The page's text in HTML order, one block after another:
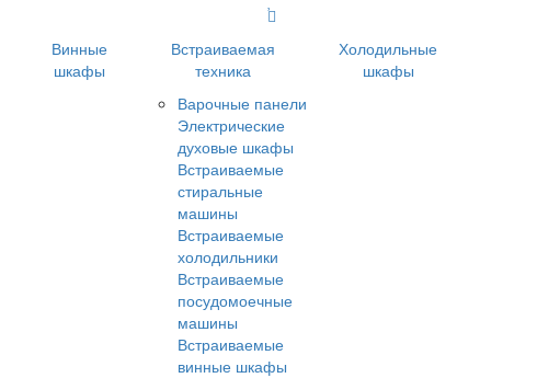
Винные
шкафы
Встраиваемая
техника
Варочные панели
Электрические
духовые шкафы
Встраиваемые
стиральные
машины
Встраиваемые
холодильники
Встраиваемые
посудомоечные
машины
Встраиваемые
винные шкафы
Холодильные
шкафы